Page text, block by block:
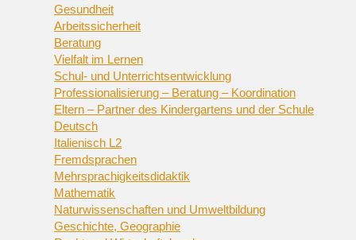
Gesundheit
Arbeitssicherheit
Beratung
Vielfalt im Lernen
Schul- und Unterrichtsentwicklung
Professionalisierung – Beratung – Koordination
Eltern – Partner des Kindergartens und der Schule
Deutsch
Italienisch L2
Fremdsprachen
Mehrsprachigkeitsdidaktik
Mathematik
Naturwissenschaften und Umweltbildung
Geschichte, Geographie